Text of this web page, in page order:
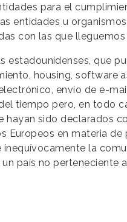
para el
entidades u
con las que
que
housing, software
envío de e-
tiempo pero, en todo
hayan sido declarados
Europeos en materia
la
país no perteneciente